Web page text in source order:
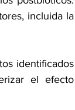
incluida la
identificados
el efecto